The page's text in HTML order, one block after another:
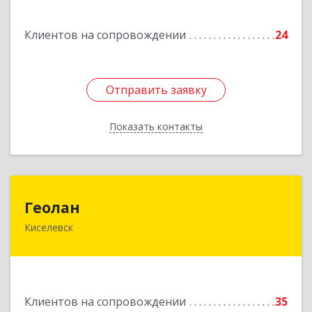
Клиентов на сопровождении 24
Отправить заявку
Показать контакты
Отправить заявку
Назад
Геолан
Киселевск
Клиентов на сопровождении 35